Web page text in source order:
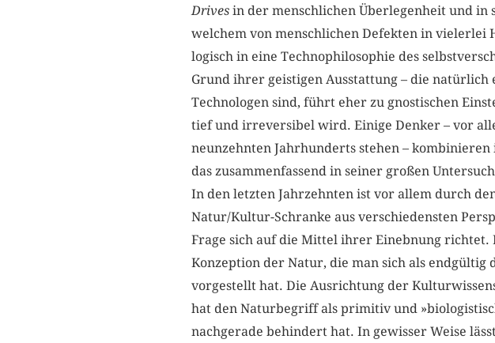
Drivesin der menschlichen Überlegenheit und in
welchem von menschlichen Defekten in vielerlei
logisch in eine Technophilosophie des
Grund ihrer geistigen Ausstattung – die
Technologen sind, führt eher zu gnostischen
tief und irreversibel wird. Einige Denker – vor
neunzehnten Jahrhunderts stehen –
das zusammenfassend in seiner großen
In den letzten Jahrzehnten ist vor allem durch
Natur/Kultur-Schranke aus verschiedensten
Frage sich auf die Mittel ihrer Einebnung richtet.
Konzeption der Natur, die man sich als
vorgestellt hat. Die Ausrichtung der
hat den Naturbegriff als primitiv und
nachgerade behindert hat. In gewisser Weise